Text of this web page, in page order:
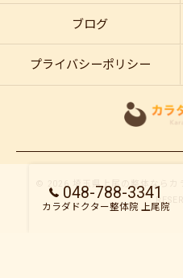
048-788-3341
カラダドクター整体院 上尾院
ブログ
プライバシーポリシー
© 2026 埼玉県上尾の整体ならカ